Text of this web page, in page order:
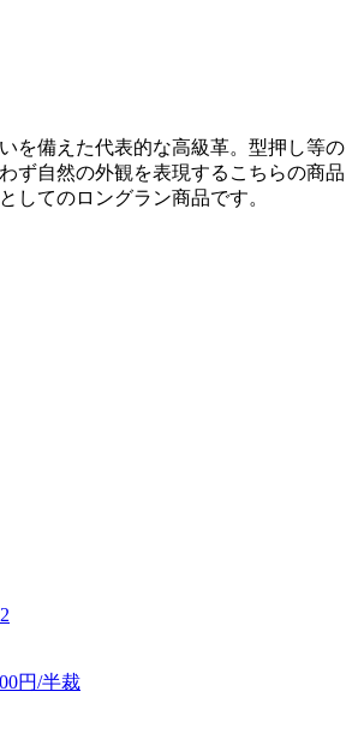
を備えた代表的な高級革。型押し等の
ず自然の外観を表現するこちらの商品
してのロングラン商品です。
円/半裁